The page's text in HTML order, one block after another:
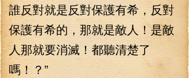
誰反對就是反對保護有希，反對
保護有希的，那就是敵人！是敵
人那就要消滅！都聽清楚了
嗎！？”